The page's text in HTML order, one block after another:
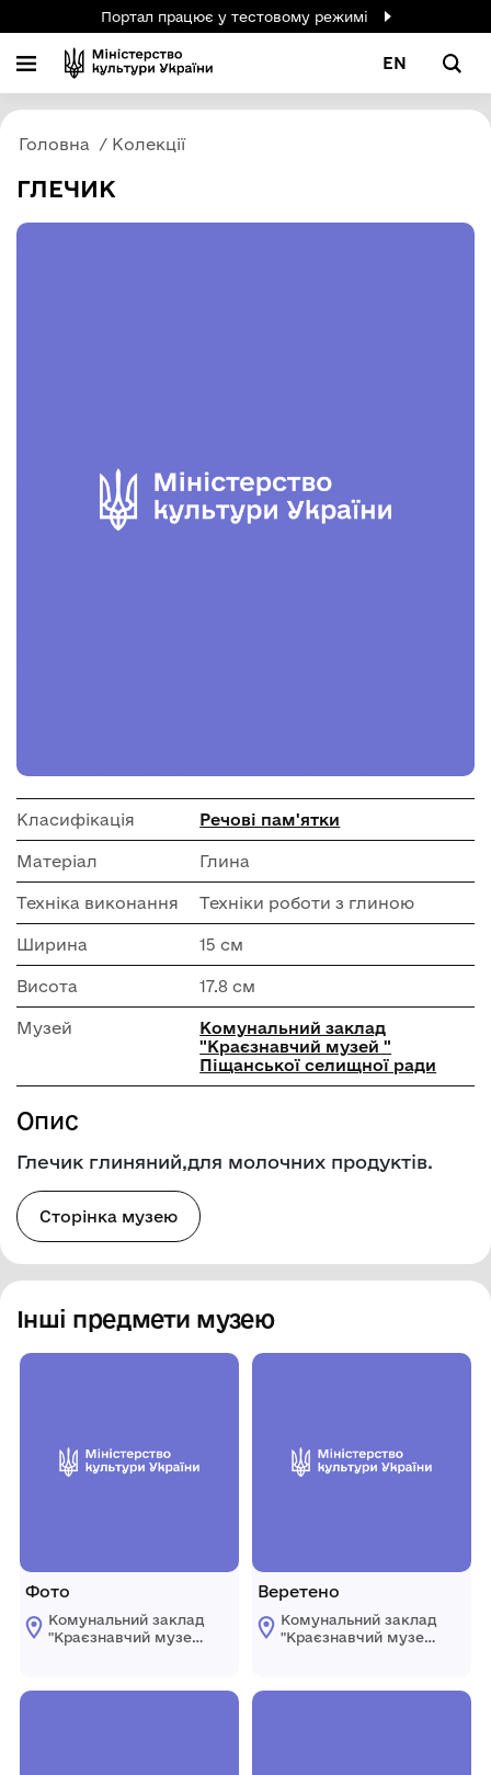
Портал працює у тестовому режимі
EN
Головна Колекції
ГЛЕЧИК
Класифікація Речові пам'ятки
Матеріал Глина
Техніка виконання Техніки роботи з глиною
Ширина 15 см
Висота 17.8 см
Музей
Комунальний заклад
"Краєзнавчий музей "
Піщанської селищної ради
Опис
Глечик глиняний,для молочних продуктів.
Сторінка музею
Інші предмети музею
Фото
Комунальний заклад
"Краєзнавчий музей
Веретено
Комунальний заклад
"Краєзнавчий музей